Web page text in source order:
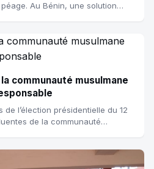
Au Bénin, une solution
communauté musulmane
l’élection présidentielle du 12
de la communauté